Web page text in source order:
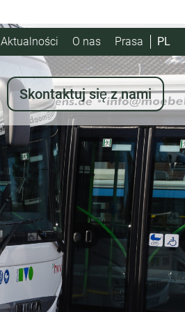
Aktualności O nas Prasa PL
Skontaktuj się z nami